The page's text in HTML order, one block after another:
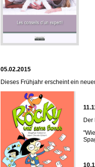
05.02.2015
Dieses Frühjahr erscheint ein
Der